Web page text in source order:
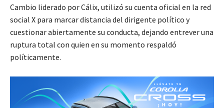
Cambio liderado por Cálix, utilizó su cuenta oficial en la red
social X para marcar distancia del dirigente político y
cuestionar abiertamente su conducta, dejando entrever una
ruptura total con quien en su momento respaldó
políticamente.